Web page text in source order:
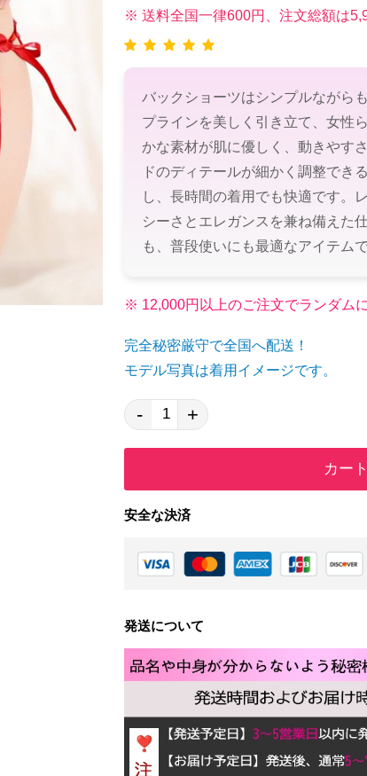
※ 送料全国一律600円、注文総額は
バックショーツはシンプルながら
プラインを美しく引き立て、女性
かな素材が肌に優しく、動きやす
ドのディテールが細かく調整でき
し、長時間の着用でも快適です。
シーさとエレガンスを兼ね備えた
も、普段使いにも最適なアイテムで
※ 12,000円以上のご注文でランダム
完全秘密厳守で全国へ配送！
モデル写真は着用イメージです。
- +
カー
安全な決済
発送について